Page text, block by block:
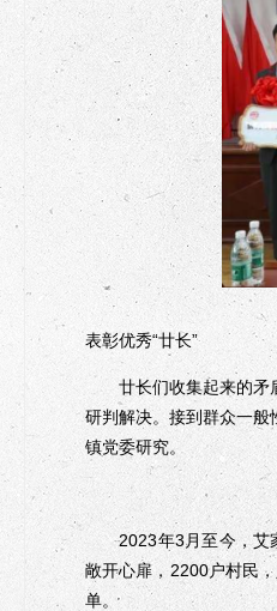
表彰优秀“廿长”
廿长们收集起来的矛盾
研判解决。接到群众一
镇党委研究。
2023年3月至今，艾家
敞开心扉，2200户村民
单。